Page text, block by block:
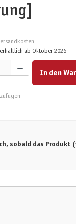
ab Oktober 2026
Wert ein oder benutze die
In den
sobald das Produkt